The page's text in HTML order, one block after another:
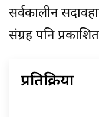
सर्वकालीन
संग्रह पनि
प्रतिक्रिया